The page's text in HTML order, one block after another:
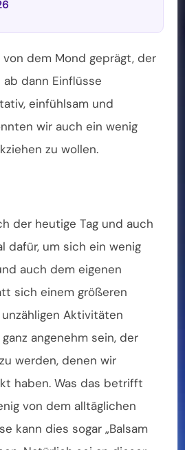
dem Mond geprägt, der
dann Einflüsse
einfühlsam und
wir auch ein wenig
zu wollen.
der heutige Tag und auch
dafür, um sich ein wenig
auch dem eigenen
sich einem größeren
Aktivitäten
angenehm sein, der
werden, denen wir
haben. Was das betrifft
von dem alltäglichen
kann dies sogar „Balsam